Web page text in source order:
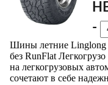
-
Шины летние Linglong
без RunFlat
на легкогрузовых
сочетают в себе